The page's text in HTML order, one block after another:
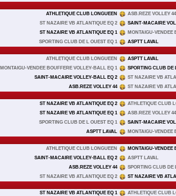
ATHLETIQUE CLUB LONGUEEN
ASB.REZE VOLLEY 44
ST NAZAIRE VB ATLANTIQUE EQ 2
SAINT-MACAIRE
ST NAZAIRE VB ATLANTIQUE EQ 1
MONTAIGU-VENDEE
SPORTING CLUB DE L OUEST EQ 1
ASPTT LAVAL
ATHLETIQUE CLUB LONGUEEN
ASPTT LAVAL
MONTAIGU-VENDEE BOUFFERE VOLLEY-BALL EQ 1
SPORTING CLUB DE
SAINT-MACAIRE VOLLEY-BALL EQ 2
ST NAZAIRE VB
ASB.REZE VOLLEY 44
ST NAZAIRE VB
ST NAZAIRE VB ATLANTIQUE EQ 2
ATHLETIQUE CLUB
ST NAZAIRE VB ATLANTIQUE EQ 1
ASB.REZE VOLLEY 44
SPORTING CLUB DE L OUEST EQ 1
SAINT-MACAIRE
ASPTT LAVAL
MONTAIGU-VENDEE
ATHLETIQUE CLUB LONGUEEN
MONTAIGU-VENDEE
SAINT-MACAIRE VOLLEY-BALL EQ 2
ASPTT LAVAL
ASB.REZE VOLLEY 44
SPORTING CLUB DE
ST NAZAIRE VB ATLANTIQUE EQ 2
ST NAZAIRE VB
ST NAZAIRE VB ATLANTIQUE EQ 1
ATHLETIQUE CLUB